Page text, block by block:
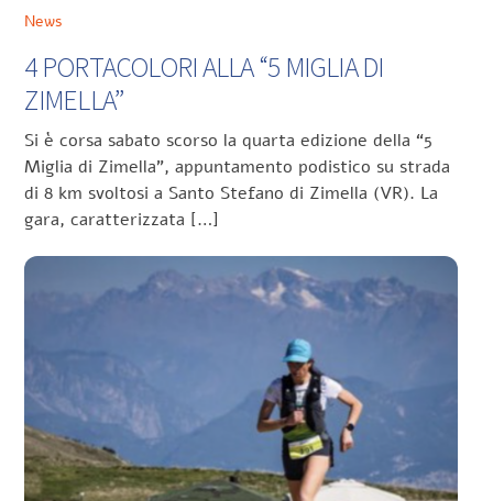
News
4 PORTACOLORI ALLA “5 MIGLIA DI
ZIMELLA”
Si è corsa sabato scorso la quarta edizione della “5
Miglia di Zimella”, appuntamento podistico su strada
di 8 km svoltosi a Santo Stefano di Zimella (VR). La
gara, caratterizzata […]